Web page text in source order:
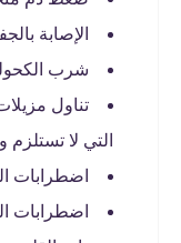
الإصابة
شرب
تناول
التي لا
اضطرابات
اضطرابات